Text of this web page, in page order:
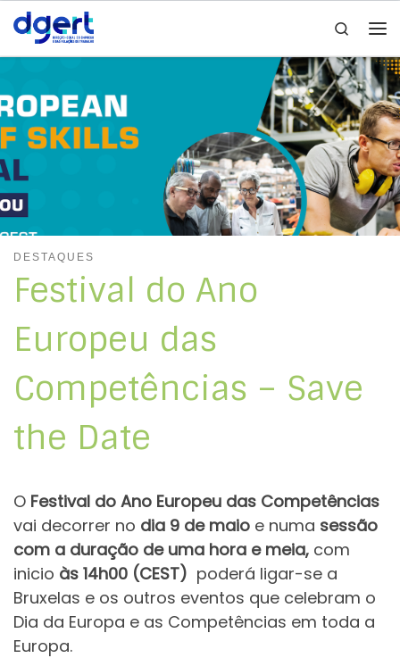
Skip to content
Search
DESTAQUES
Festival do Ano
Europeu das
Competências – Save
the Date
O Festival do Ano Europeu das Competências
vai decorrer no dia 9 de maio e numa sessão
com a duração de uma hora e meia, com
inicio às 14h00 (CEST) poderá ligar-se a
Bruxelas e os outros eventos que celebram o
Dia da Europa e as Competências em toda a
Europa.